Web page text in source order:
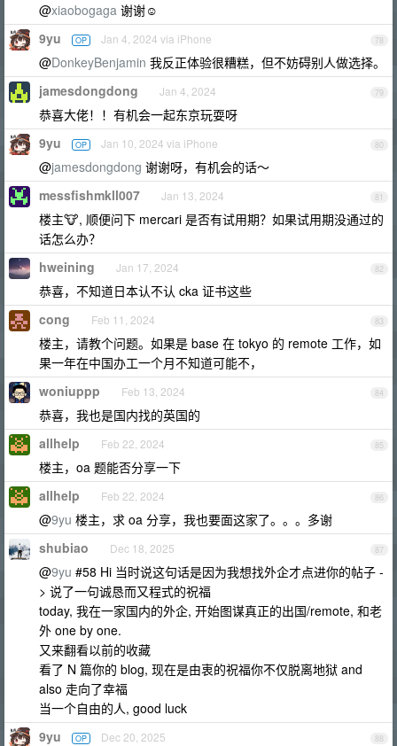
@xiaobogaga 谢谢☺️
78
9yu OP Jan 4, 2024 via iPhone
@DonkeyBenjamin 我反正体验很糟糕，但不妨碍别人做选择。
79
jamesdongdong Jan 4, 2024
恭喜大佬！！有机会一起东京玩耍呀
80
9yu OP Jan 10, 2024 via iPhone
@jamesdongdong 谢谢呀，有机会的话～
81
messfishmkll007 Jan 13, 2024
楼主🐮, 顺便问下 mercari 是否有试用期？如果试用期没通过的
话怎么办？
82
hweining Jan 17, 2024
恭喜，不知道日本认不认 cka 证书这些
83
cong Feb 11, 2024
楼主，请教个问题。如果是 base 在 tokyo 的 remote 工作，如
果一年在中国办工一个月不知道可能不，
84
woniuppp Feb 13, 2024
恭喜，我也是国内找的英国的
85
allhelp Feb 22, 2024
楼主，oa 题能否分享一下
86
allhelp Feb 22, 2024
@9yu 楼主，求 oa 分享，我也要面这家了。。。多谢
87
shubiao Dec 18, 2025
@9yu #58 Hi 当时说这句话是因为我想找外企才点进你的帖子 -
> 说了一句诚恳而又程式的祝福
today, 我在一家国内的外企, 开始图谋真正的出国/remote, 和老
外 one by one.
又来翻看以前的收藏
看了 N 篇你的 blog, 现在是由衷的祝福你不仅脱离地狱 and
also 走向了幸福
当一个自由的人, good luck
88
9yu OP Dec 20, 2025